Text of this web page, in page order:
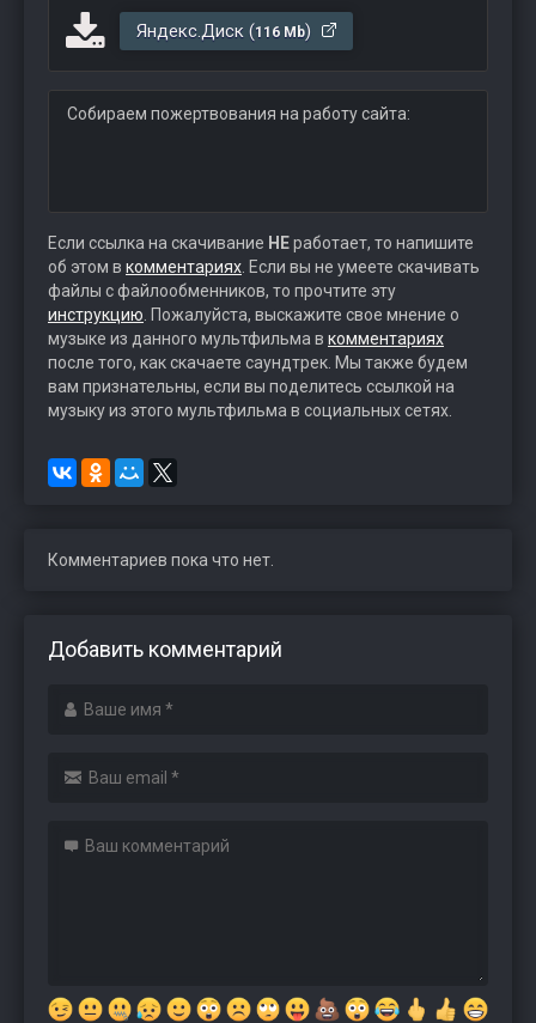
Яндекс.Диск (116 Mb)
Собираем пожертвования на работу сайта:
Если ссылка на скачивание НЕработает, то напишите
об этом в комментариях . Если вы не умеете скачивать
файлы с файлообменников, то прочтите эту
инструкцию . Пожалуйста, выскажите свое мнение о
музыке из данного мультфильма в комментариях
после того, как скачаете саундтрек. Мы также будем
вам признательны, если вы поделитесь ссылкой на
музыку из этого мультфильма в социальных сетях.
Комментариев пока что нет.
Добавить комментарий